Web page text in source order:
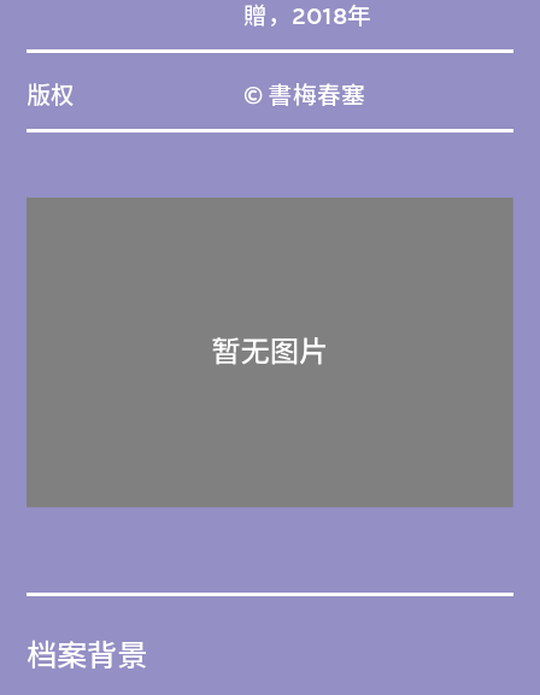
贈，2018年
版权 © 書梅春塞
档案背景